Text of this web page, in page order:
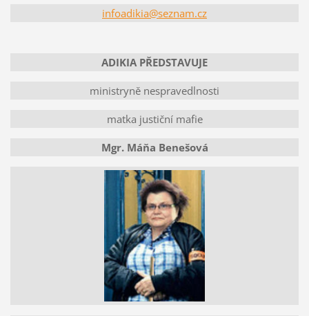
infoadikia@seznam.cz
ADIKIA PŘEDSTAVUJE
ministryně nespravedlnosti
matka justiční mafie
Mgr. Máňa Benešová